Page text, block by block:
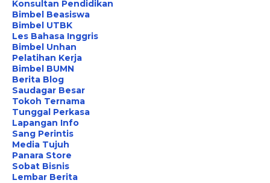
Konsultan Pendidikan
Bimbel Beasiswa
Bimbel UTBK
Les Bahasa Inggris
Bimbel Unhan
Pelatihan Kerja
Bimbel BUMN
Berita Blog
Saudagar Besar
Tokoh Ternama
Tunggal Perkasa
Lapangan Info
Sang Perintis
Media Tujuh
Panara Store
Sobat Bisnis
Lembar Berita